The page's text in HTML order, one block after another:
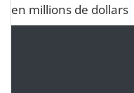
en millions de dollars